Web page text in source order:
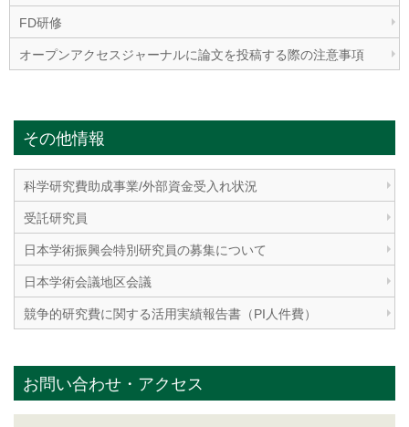
FD研修
オープンアクセスジャーナルに論文を投稿する際の注意事項
その他情報
科学研究費助成事業/外部資金受入れ状況
受託研究員
日本学術振興会特別研究員の募集について
日本学術会議地区会議
競争的研究費に関する活用実績報告書（PI人件費）
お問い合わせ・アクセス